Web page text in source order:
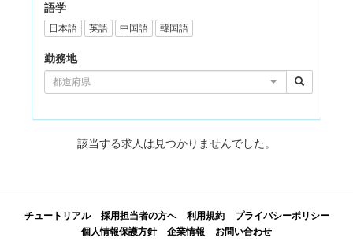
語学
日本語 英語 中国語 韓国語
勤務地
都道府県
該当する求人は見つかりませんでした。
チュートリアル 採用担当者の方へ 利用規約
プライバシーポリシー
個人情報保護方針
企業情報 お問い合わせ